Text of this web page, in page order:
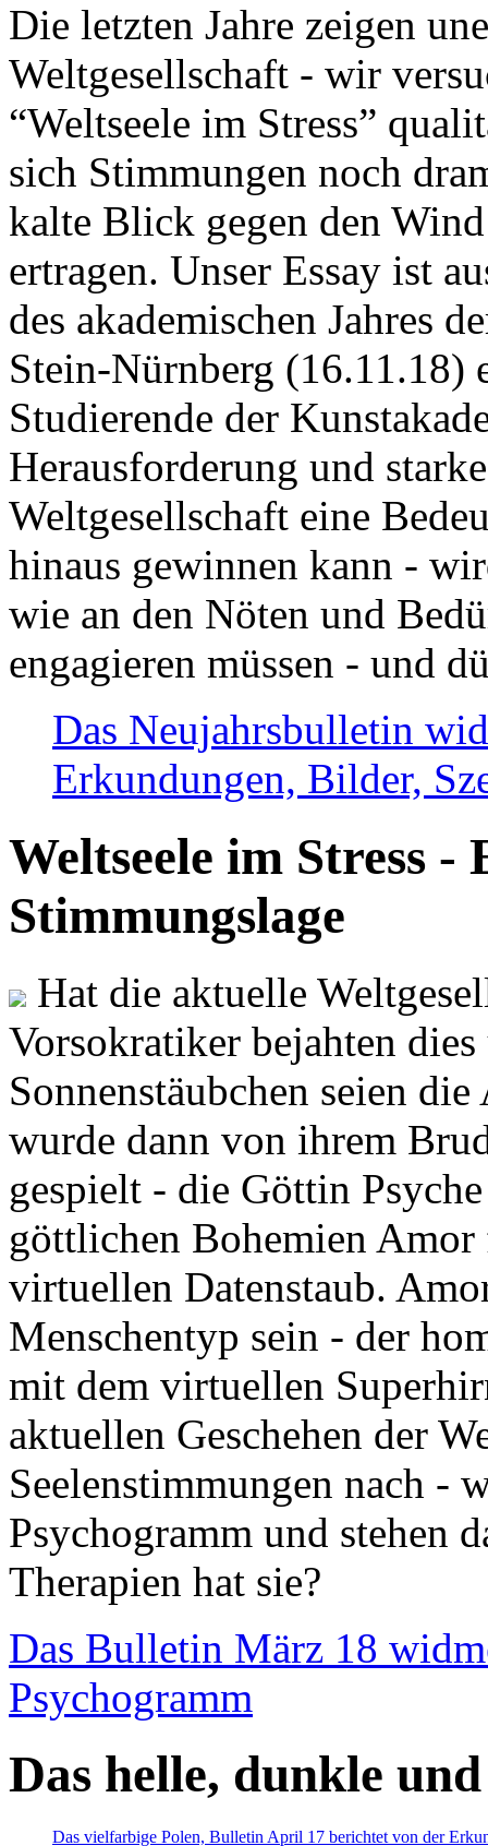
Die letzten Jahre zeigen
Weltgesellschaft - wir
“Weltseele im Stress”
sich Stimmungen noch
kalte Blick gegen den
ertragen. Unser Essay ist
des akademischen Jahres
Stein-Nürnberg (16.11.18)
Studierende der
Herausforderung und
Weltgesellschaft eine
hinaus gewinnen kann -
wie an den Nöten und
engagieren müssen - und
Das Neujahrsbulletin
Erkundungen, Bilder,
Weltseele im Stress -
Stimmungslage
Hat die aktuelle
Vorsokratiker bejahten
Sonnenstäubchen seien
wurde dann von ihrem
gespielt - die Göttin
göttlichen Bohemien
virtuellen Datenstaub.
Menschentyp sein - der
mit dem virtuellen
aktuellen Geschehen der
Seelenstimmungen nach -
Psychogramm und stehen
Therapien hat sie?
Das Bulletin März 18
Psychogramm
Das helle, dunkle
Das vielfarbige Polen, Bulletin April 17 berichtet von der